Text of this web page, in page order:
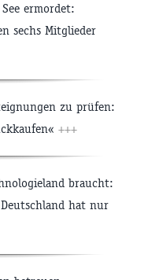
ermordet:
sechs Mitglieder
zu prüfen:
+++
braucht:
hat nur